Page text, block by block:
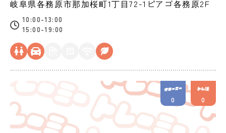
岐阜県各務原市那加桜町1丁目72-1ピアゴ各務原2F
10:00-13:00
15:00-19:00
0 0